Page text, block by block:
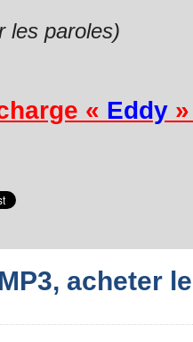
les paroles)
« Eddy
acheter